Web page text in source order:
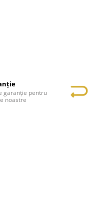
garanție pentru
noastre